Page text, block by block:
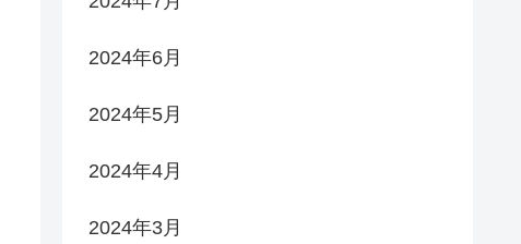
2024年6月
2024年5月
2024年4月
2024年3月